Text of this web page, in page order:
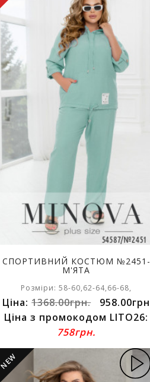
СПОРТИВНИЙ КОСТЮМ №2451-
М'ЯТА
Розміри: 58-60,62-64,66-68,
Ціна:1368.00грн.
958.00грн
Ціна з промокодом LITO26:
758грн.
NEW